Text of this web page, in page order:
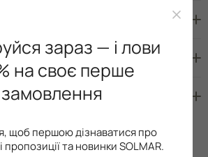
зараз — і лови
на своє перше
замовлення
щоб першою дізнаватися про
пропозиції та новинки SOLMAR.